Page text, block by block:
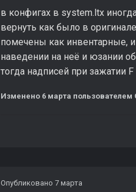
в конфигах в system.ltx
вернуть как было в
помечены как инвентарные,
наведении на неё и юзании
тогда надписей при зажатии
Изменено 6 марта пользователем
Опубликовано 7 марта